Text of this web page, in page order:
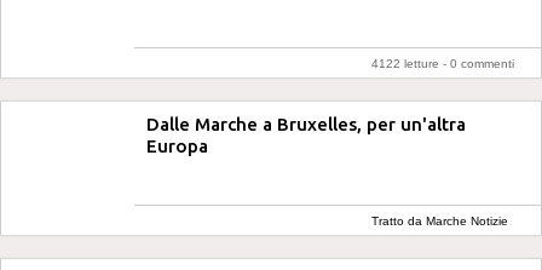
4122 letture - 0 commenti
Dalle Marche a Bruxelles, per un'altra
Europa
Tratto da Marche Notizie